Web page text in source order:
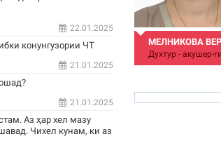
22.01.2025
конунгузории ЧТ
21.01.2025
21.01.2025
Аз ҳар хел мазу
Чихел кунам, ки аз
МЕЛНИКОВА
Духтур - акушер-